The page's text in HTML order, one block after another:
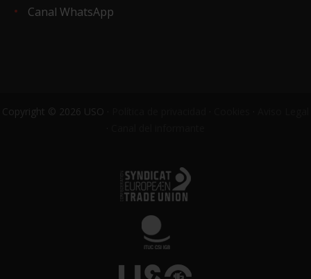
Canal WhatsApp
Copyright © 2026 USO ·